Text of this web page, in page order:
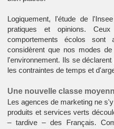
Logiquement, l'étude de
pratiques et opinions.
comportements écolos
considèrent que nos modes
l'environnement. Ils se
les contraintes de temps et
Une nouvelle classe
Les agences de marketing ne
produits et services verts
– tardive – des Français.